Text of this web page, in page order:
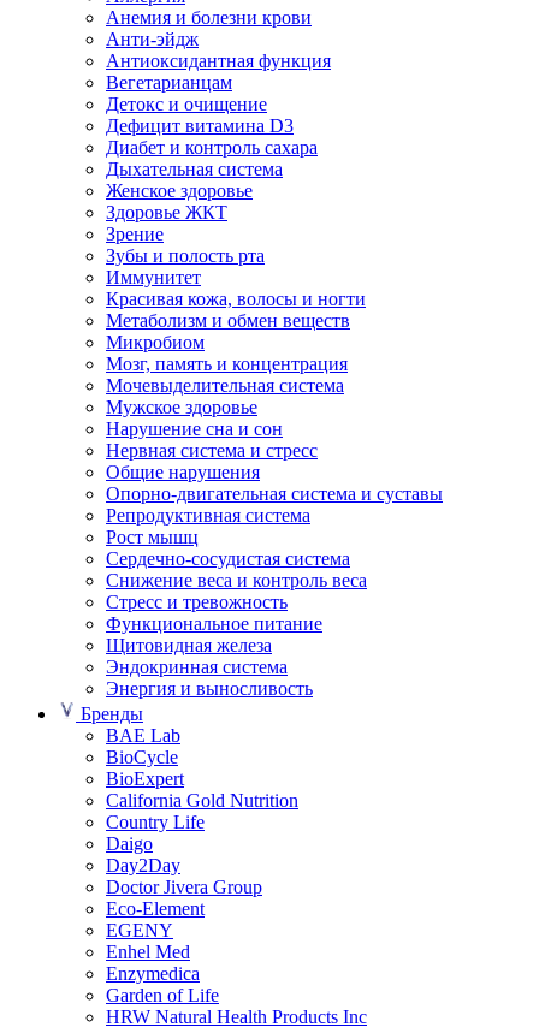
Анемия и болезни крови
Анти-эйдж
Антиоксидантная функция
Вегетарианцам
Детокс и очищение
Дефицит витамина D3
Диабет и контроль сахара
Дыхательная система
Женское здоровье
Здоровье ЖКТ
Зрение
Зубы и полость рта
Иммунитет
Красивая кожа, волосы и ногти
Метаболизм и обмен веществ
Микробиом
Мозг, память и концентрация
Мочевыделительная система
Мужское здоровье
Нарушение сна и сон
Нервная система и стресс
Общие нарушения
Опорно-двигательная система и суставы
Репродуктивная система
Рост мышц
Сердечно-сосудистая система
Снижение веса и контроль веса
Стресс и тревожность
Функциональное питание
Щитовидная железа
Эндокринная система
Энергия и выносливость
Бренды
BAE Lab
BioCycle
BioExpert
California Gold Nutrition
Country Life
Daigo
Day2Day
Doctor Jivera Group
Eco-Element
EGENY
Enhel Med
Enzymedica
Garden of Life
HRW Natural Health Products Inc